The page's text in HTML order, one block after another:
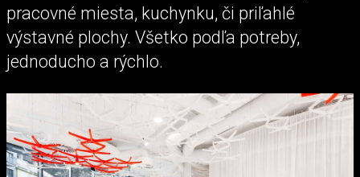
pracovné miesta, kuchynku, či priľahlé
výstavné plochy. Všetko podľa potreby,
jednoducho a rýchlo.